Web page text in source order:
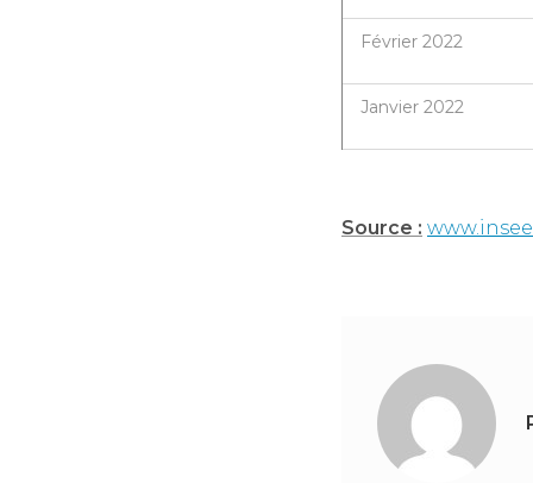
Février 2022
Janvier 2022
Source :